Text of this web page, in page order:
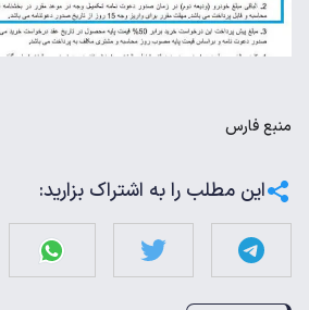
منبعفارس
این مطلب را به اشتراک بزارید: